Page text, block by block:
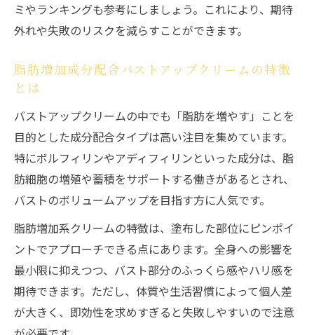
ミやランキングも参考にしましょう。これにより、期待
外れや失敗のリスクを減らすことができます。
脂肪増加成分配合バストアップクリームの特徴
とは
バストアップクリームの中でも「脂肪を増やす」ことを
目的とした成分配合タイプは高い注目を集めています。
特にボルフィリンやアディフィリンといった成分は、脂
肪細胞の増殖や蓄積をサポートする働きがあるとされ、
バストのボリュームアップを目指す方に人気です。
脂肪増加系クリームの特徴は、塗布した部位にピンポイ
ントでアプローチできる点にあります。全身への影響を
最小限に抑えつつ、バスト部分のふっくら感やハリ感を
期待できます。ただし、体質や生活習慣によって個人差
が大きく、即効性を求めすぎると失敗しやすいので注意